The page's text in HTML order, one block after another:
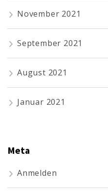
November 2021
September 2021
August 2021
Januar 2021
Meta
Anmelden